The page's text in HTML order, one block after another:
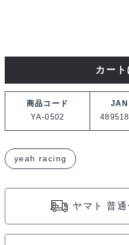
プ
ラ
ン
カート
商品コード
YA-0502
JAN
yeah racing
ヤマト 普